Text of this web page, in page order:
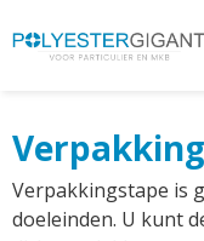
Verpakkingstape is
doeleinden. U kunt